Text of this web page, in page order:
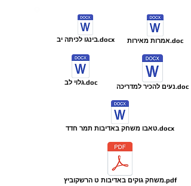
בינגו לכיתה יב.docx
גלוי לב.doc
אמרות מאירות.doc
נעים להכיר למדריכה.doc
טאבו משחק באדיבות תמר חדד.docx
משחק גוקים באדיבות ט הרשקוביץ.pdf